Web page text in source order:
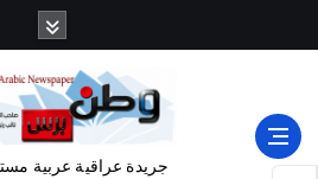
جريدة عراقية عربية